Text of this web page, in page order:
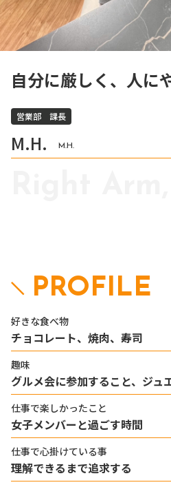
自分に厳しく、人に
営業部 課長
M.H. M.H.
PROFILE
好きな食べ物
チョコレート、焼肉、寿司
趣味
グルメ会に参加すること、ジュ
仕事で楽しかったこと
女子メンバーと過ごす時間
仕事で心掛けている事
理解できるまで追求する